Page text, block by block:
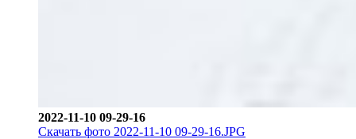
2022-11-10 09-29-16
Скачать фото 2022-11-10 09-29-16.JPG